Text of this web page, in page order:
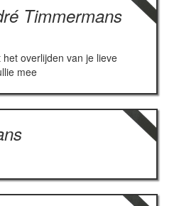
Timmermans
overlijden van je lieve
mee